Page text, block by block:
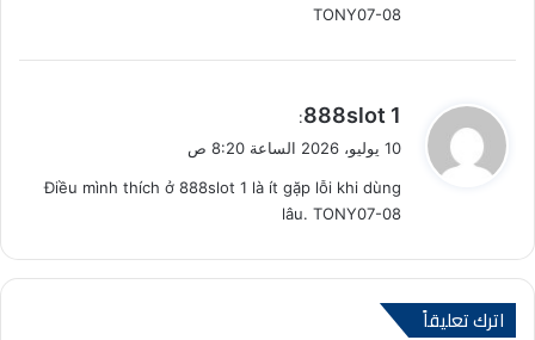
TONY07-08
ي
ل
888slot 1
:
10 يوليو، 2026 الساعة 8:20 ص
Điều mình thích ở 888slot 1 là ít gặp lỗi khi dùng
lâu. TONY07-08
اترك تعليقاً